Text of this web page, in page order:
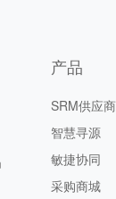
产品
SRM供应
智慧寻源
敏捷协同
采购商城